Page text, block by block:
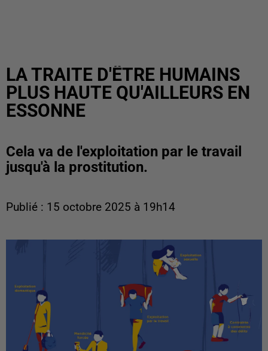
LA TRAITE D'ÊTRE HUMAINS
PLUS HAUTE QU'AILLEURS EN
ESSONNE
Cela va de l'exploitation par le travail
jusqu'à la prostitution.
Publié : 15 octobre 2025 à 19h14